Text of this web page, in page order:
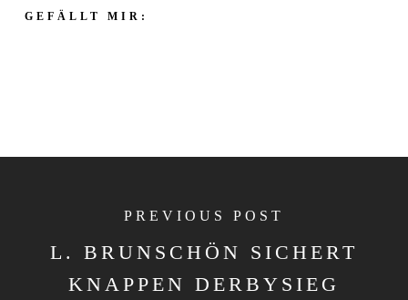
GEFÄLLT MIR:
PREVIOUS POST
L. BRUNSCHÖN SICHERT
KNAPPEN DERBYSIEG